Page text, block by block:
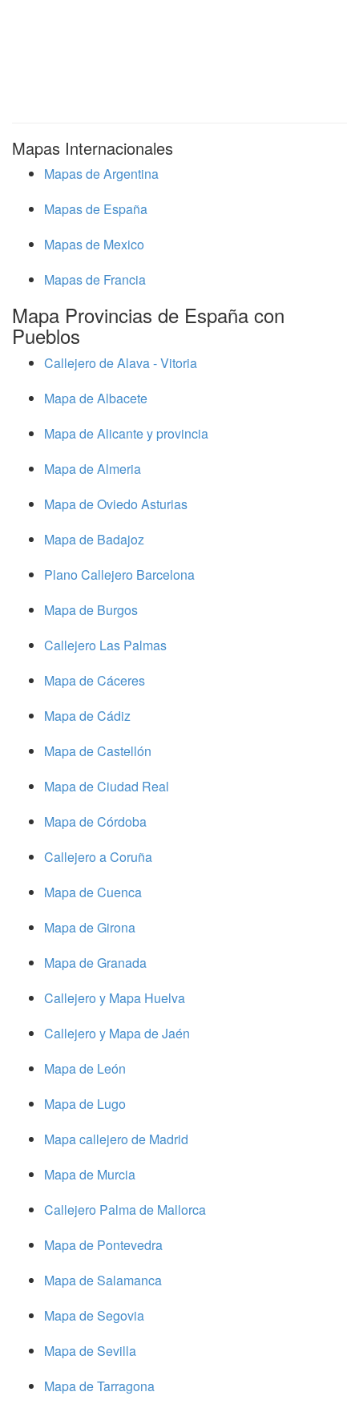
Mapas Internacionales
Mapas de Argentina
Mapas de España
Mapas de Mexico
Mapas de Francia
Mapa Provincias de España con
Pueblos
Callejero de Alava - Vitoria
Mapa de Albacete
Mapa de Alicante y provincia
Mapa de Almeria
Mapa de Oviedo Asturias
Mapa de Badajoz
Plano Callejero Barcelona
Mapa de Burgos
Callejero Las Palmas
Mapa de Cáceres
Mapa de Cádiz
Mapa de Castellón
Mapa de Ciudad Real
Mapa de Córdoba
Callejero a Coruña
Mapa de Cuenca
Mapa de Girona
Mapa de Granada
Callejero y Mapa Huelva
Callejero y Mapa de Jaén
Mapa de León
Mapa de Lugo
Mapa callejero de Madrid
Mapa de Murcia
Callejero Palma de Mallorca
Mapa de Pontevedra
Mapa de Salamanca
Mapa de Segovia
Mapa de Sevilla
Mapa de Tarragona